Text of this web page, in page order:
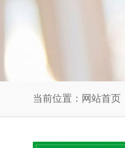
当前位置： 网站首页